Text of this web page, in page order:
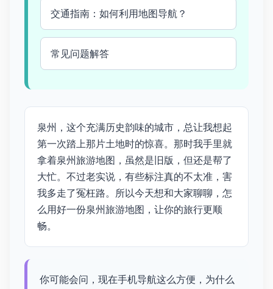
交通指南：如何利用地图导航？
常见问题解答
泉州，这个充满历史韵味的城市，总让我想起
第一次踏上那片土地时的惊喜。那时我手里就
拿着泉州旅游地图，虽然是旧版，但还是帮了
大忙。不过老实说，有些标注真的不太准，害
我多走了冤枉路。所以今天想和大家聊聊，怎
么用好一份泉州旅游地图，让你的旅行更顺
畅。
你可能会问，现在手机导航这么方便，为什么